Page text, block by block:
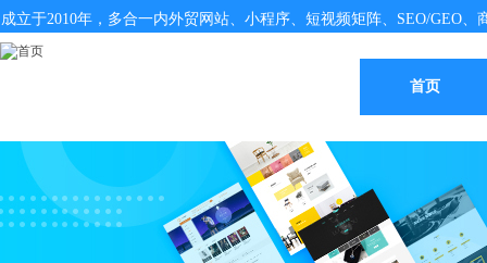
成立于2010年，多合一内外贸网站、小程序、短视频矩阵、SEO/GEO
首页